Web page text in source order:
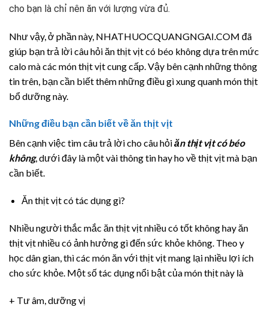
cho bạn là chỉ nên ăn với lượng vừa đủ.
Như vậy, ở phần này, NHATHUOCQUANGNGAI.COM đã
giúp bạn trả lời câu hỏi ăn thịt vịt có béo không dựa trên mức
calo mà các món thịt vịt cung cấp. Vậy bên cạnh những thông
tin trên, bạn cần biết thêm những điều gì xung quanh món thịt
bổ dưỡng này.
Những điều bạn cần biết về ăn thịt vịt
Bên cạnh việc tìm câu trả lời cho câu hỏiăn thịt vịt có béo
không, dưới đây là một vài thông tin hay ho về thịt vịt mà bạn
cần biết.
Ăn thịt vịt có tác dụng gì?
Nhiều người thắc mắc ăn thịt vịt nhiều có tốt không hay ăn
thịt vịt nhiều có ảnh hưởng gì đến sức khỏe không. Theo y
học dân gian, thì các món ăn với thịt vịt mang lại nhiều lợi ích
cho sức khỏe. Một số tác dụng nổi bật của món thịt này là
+ Tư âm, dưỡng vị